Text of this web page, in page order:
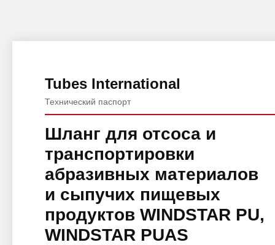
Tubes International
Технический паспорт
Шланг для отсоса и
транспортировки
абразивных материалов
и сыпучих пищевых
продуктов WINDSTAR PU,
WINDSTAR PUAS